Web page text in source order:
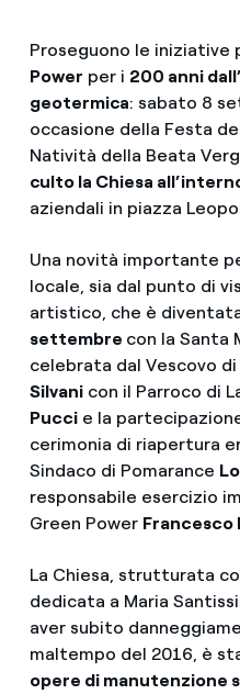
Proseguono le iniziative
Power per i 200 anni
geotermica: sabato 8
occasione della Festa
Natività della Beata
culto la Chiesa
aziendali in piazza
Una novità importante
locale, sia dal punto di
artistico, che è
settembre con la Santa
celebrata dal Vescovo
Silvanicon il Parroco di
Puccie la
cerimonia di riapertura
Sindaco di Pomarance
responsabile esercizio
Green Power Francesco
La Chiesa, strutturata
dedicata a Maria
aver subito
maltempo del 2016, è
opere di manutenzione